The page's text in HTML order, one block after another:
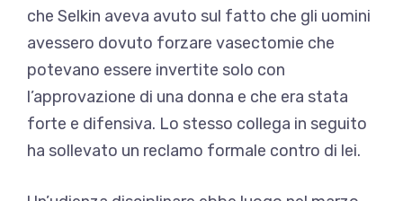
che Selkin aveva avuto sul fatto che gli uomini
avessero dovuto forzare vasectomie che
potevano essere invertite solo con
l’approvazione di una donna e che era stata
forte e difensiva. Lo stesso collega in seguito
ha sollevato un reclamo formale contro di lei.